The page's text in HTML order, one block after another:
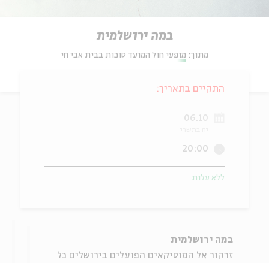
במה ירושלמית
מתוך: מופעי חול המועד סוכות בבית אבי חי
במה ירושלמית
זרקור אל המוסיקאים הפועלים בירושלים כל
התקיים בתאריך:
06.10
20:00
ללא עלות